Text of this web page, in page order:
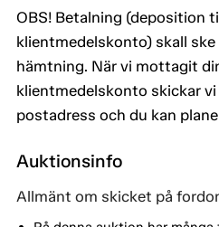
OBS! Betalning (deposition
klientmedelskonto) skall
hämtning. När vi mottagit
klientmedelskonto skickar
postadress och du kan
Auktionsinfo
Allmänt om skicket på